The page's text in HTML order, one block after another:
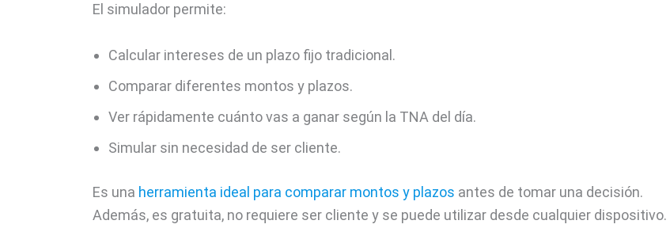
El simulador permite:
Calcular intereses de un plazo fijo tradicional.
Comparar diferentes montos y plazos.
Ver rápidamente cuánto vas a ganar según la TNA del día.
Simular sin necesidad de ser cliente.
Es una herramienta ideal para comparar montos y plazos antes de tomar una decisión.
Además, es gratuita, no requiere ser cliente y se puede utilizar desde cualquier dispositivo.